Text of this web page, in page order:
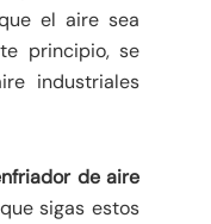
el aire sea
principio, se
industriales
de aire
sigas estos